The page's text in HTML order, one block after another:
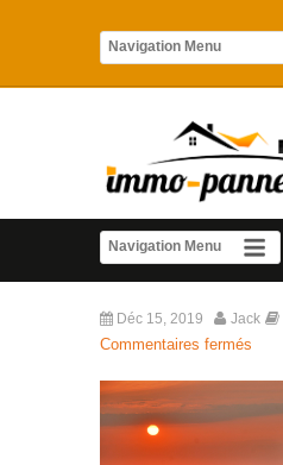
Déc 15, 2019 Jack
Commentaires fermés